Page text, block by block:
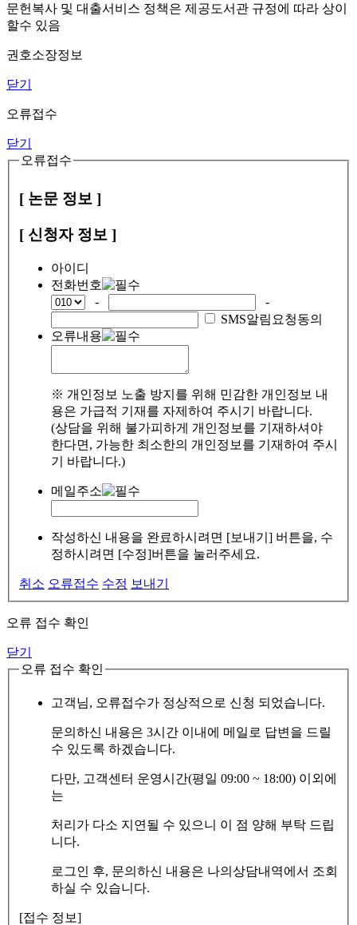
문헌복사 및 대출서비스 정책은 제공도서관 규정에 따라 상이
할수 있음
권호소장정보
닫기
오류접수
닫기
오류접수
[ 논문 정보 ]
[ 신청자 정보 ]
아이디
전화번호
-
-
SMS알림요청동의
오류내용
※ 개인정보 노출 방지를 위해 민감한 개인정보 내
용은 가급적 기재를 자제하여 주시기 바랍니다.
(상담을 위해 불가피하게 개인정보를 기재하셔야
한다면, 가능한 최소한의 개인정보를 기재하여 주시
기 바랍니다.)
메일주소
작성하신 내용을 완료하시려면 [보내기] 버튼을, 수
정하시려면 [수정]버튼을 눌러주세요.
취소 오류접수 수정 보내기
오류 접수 확인
닫기
오류 접수 확인
고객님, 오류접수가 정상적으로 신청 되었습니다.
문의하신 내용은 3시간 이내에 메일로 답변을 드릴
수 있도록 하겠습니다.
다만, 고객센터 운영시간(평일 09:00 ~ 18:00) 이외에
는
처리가 다소 지연될 수 있으니 이 점 양해 부탁 드립
니다.
로그인 후, 문의하신 내용은 나의상담내역에서 조회
하실 수 있습니다.
[접수 정보]